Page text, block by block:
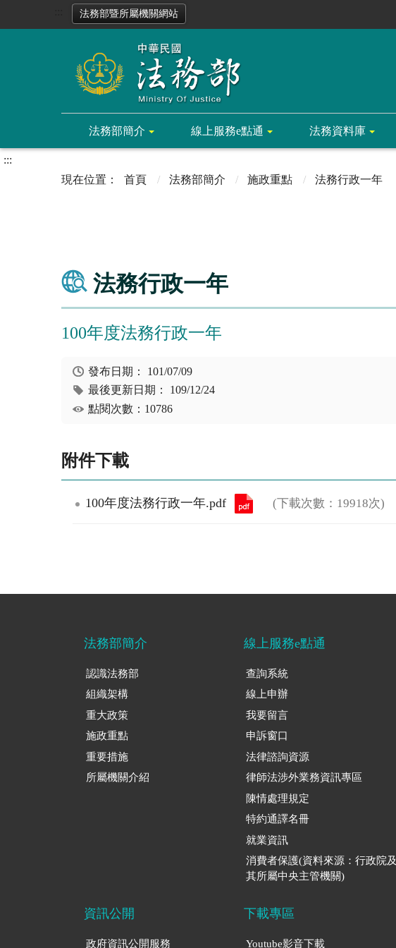
法務部暨所屬機關網站
法務部簡介 線上服務e點通 法務資料庫
:::
首頁
法務部簡介 施政重點 法務行政一年
法務行政一年
100年度法務行政一年
發布日期： 101/07/09
最後更新日期： 109/12/24
點閱次數：10786
附件下載
100年度法務行政一年.pdf (下載次數：19918次)
法務部簡介
認識法務部
組織架構
重大政策
施政重點
重要措施
所屬機關介紹
線上服務e點通
查詢系統
線上申辦
我要留言
申訴窗口
法律諮詢資源
律師法涉外業務資訊專區
陳情處理規定
特約通譯名冊
就業資訊
消費者保護(資料來源：行政院及
其所屬中央主管機關)
資訊公開
政府資訊公開服務
下載專區
Youtube影音下載